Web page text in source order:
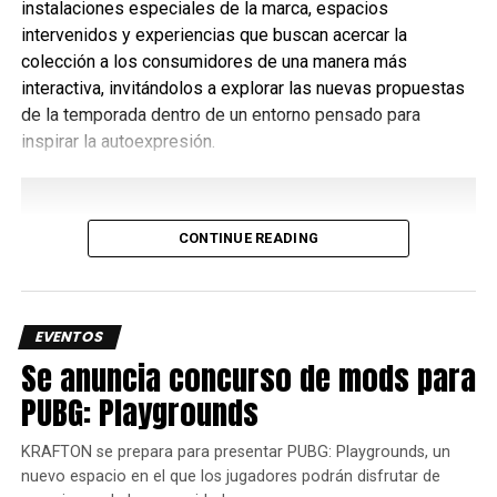
Esta segunda edición llega en un momento especialmente
emocionante para la franquicia.
Apenas unos días antes, la comunidad podrá seguir
Minecraft Live, programado para el 21 de marzo de 2026,
Por si fuera poco, en unas semanas, fans y familias en
experiencia inmersiva oficial que se podrá vivir en Fórum
Buenavista.
instalaciones especiales de la marca, espacios
intervenidos y experiencias que buscan acercar la
colección a los consumidores de una manera más
interactiva, invitándolos a explorar las nuevas propuestas
de la temporada dentro de un entorno pensado para
inspirar la autoexpresión.
CONTINUE READING
EVENTOS
Se anuncia concurso de mods para
PUBG: Playgrounds
KRAFTON se prepara para presentar PUBG: Playgrounds, un
nuevo espacio en el que los jugadores podrán disfrutar de